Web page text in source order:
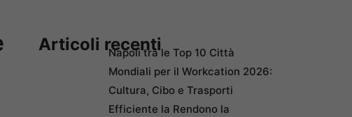
Articoli recentiNapoli tra le Top 10 Città
Mondiali per il Workcation 2026:
Cultura, Cibo e Trasporti
Efficiente la Rendono la